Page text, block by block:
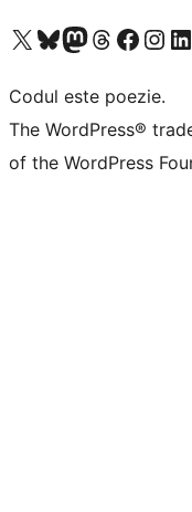
Mergi la contul nostru X (fost Twitter)
Vizitează contul nostru Bluesky
Vizitează contul nostru Mastodon
Vizitează contul nostru Threads
Vizitează pagina
Codul este poezie.
The WordPress®
of the WordPress